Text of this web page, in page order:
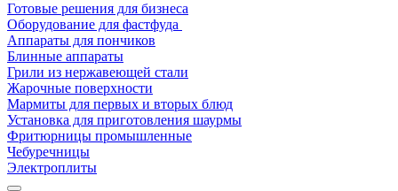
Готовые решения для бизнеса
Оборудование для фастфуда
Аппараты для пончиков
Блинные аппараты
Грили из нержавеющей стали
Жарочные поверхности
Мармиты для первых и вторых блюд
Установка для приготовления шаурмы
Фритюрницы промышленные
Чебуречницы
Электроплиты